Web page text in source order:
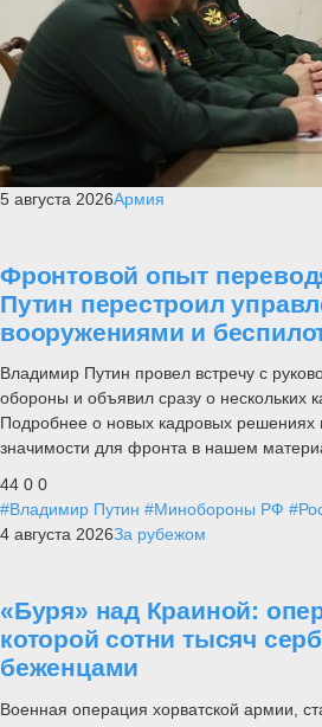
5 августа 2026Армия
Фронтовой опыт
Путин перестроил
вооружениями и
Владимир Путин провел встречу с
обороны и объявил сразу о нескольких
Подробнее о новых кадровых решениях
значимости для фронта в нашем
44 0 0
#Владимир Путин #Минобороны РФ
4 августа 2026За рубежом
«Буря» над Краиной:
которой сотни тысяч
беженцами
Военная операция хорватской армии,